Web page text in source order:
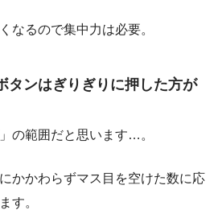
なるので集中力は必要。
タンはぎりぎりに押した方が
の範囲だと思います…。
かかわらずマス目を空けた数に応
す。